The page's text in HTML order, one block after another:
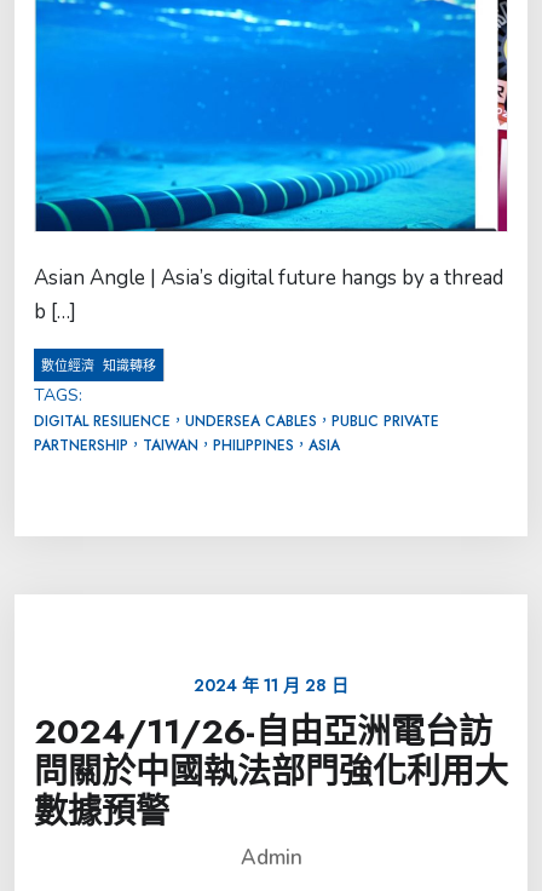
Asian Angle | Asia’s digital future hangs by a thread
b […]
數位經濟 知識轉移
TAGS:
DIGITAL RESILIENCE，UNDERSEA CABLES，PUBLIC PRIVATE
PARTNERSHIP，TAIWAN，PHILIPPINES，ASIA
2024 年 11 月 28 日
2024/11/26-自由亞洲電台訪
問關於中國執法部門強化利用大
數據預警
Admin